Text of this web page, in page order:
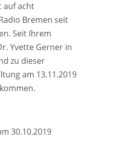
auf acht
Bremen seit
Seit Ihrem
Yvette Gerner in
zu dieser
am 13.11.2019
30.10.2019